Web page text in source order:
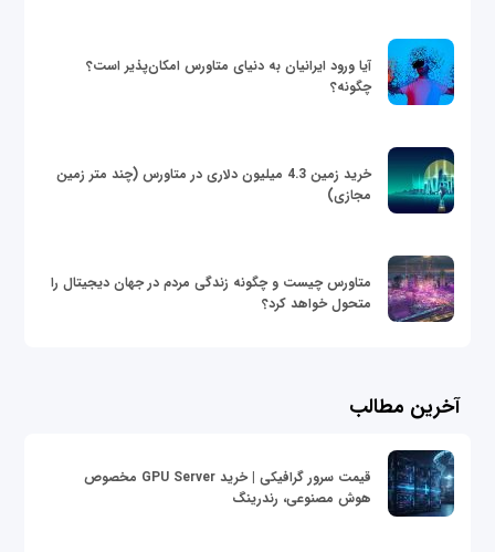
آیا ورود ایرانیان به دنیای متاورس امکان‌پذیر است؟
چگونه؟
خرید زمین 4.3 میلیون دلاری در متاورس (چند متر زمین
مجازی)
متاورس چیست و چگونه زندگی مردم در جهان دیجیتال را
متحول خواهد کرد؟
آخرین مطالب
قیمت سرور گرافیکی | خرید GPU Server مخصوص
هوش مصنوعی، رندرینگ